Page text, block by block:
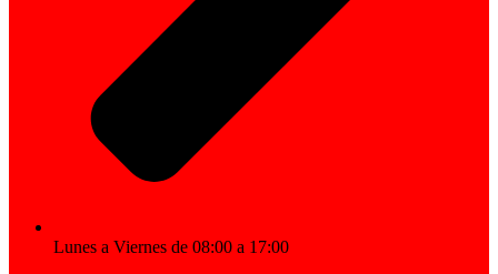
Lunes a Viernes de 08:00 a 17:00